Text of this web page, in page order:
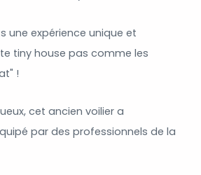
une expérience unique et
tiny house pas comme les
!
cet ancien voilier a
par des professionnels de la